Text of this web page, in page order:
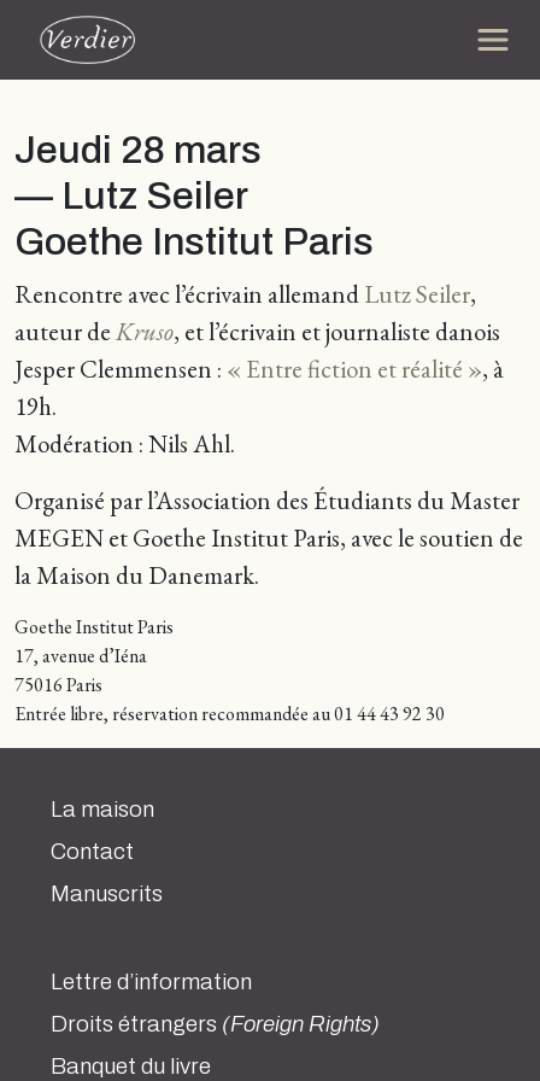
Jeudi 28 mars
— Lutz Seiler
Goethe Institut Paris
Rencontre avec l’écrivain allemandLutz Seiler,
auteur deKruso, et l’écrivain et journaliste danois
Jesper Clemmensen : « Entre fiction et réalité », à
19h.
Modération : Nils Ahl.
Organisé par l’Association des Étudiants du Master
MEGEN et Goethe Institut Paris, avec le soutien de
la Maison du Danemark.
Goethe Institut Paris
17, avenue d’Iéna
75016 Paris
Entrée libre, réservation recommandée au 01 44 43 92 30
La maison
Contact
Manuscrits
Lettre d’information
Droits étrangers (Foreign Rights)
Banquet du livre